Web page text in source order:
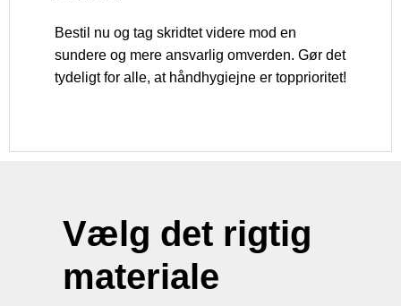
Bestil nu og tag skridtet videre mod en
sundere og mere ansvarlig omverden. Gør det
tydeligt for alle, at håndhygiejne er topprioritet!
Vælg det rigtig
materiale